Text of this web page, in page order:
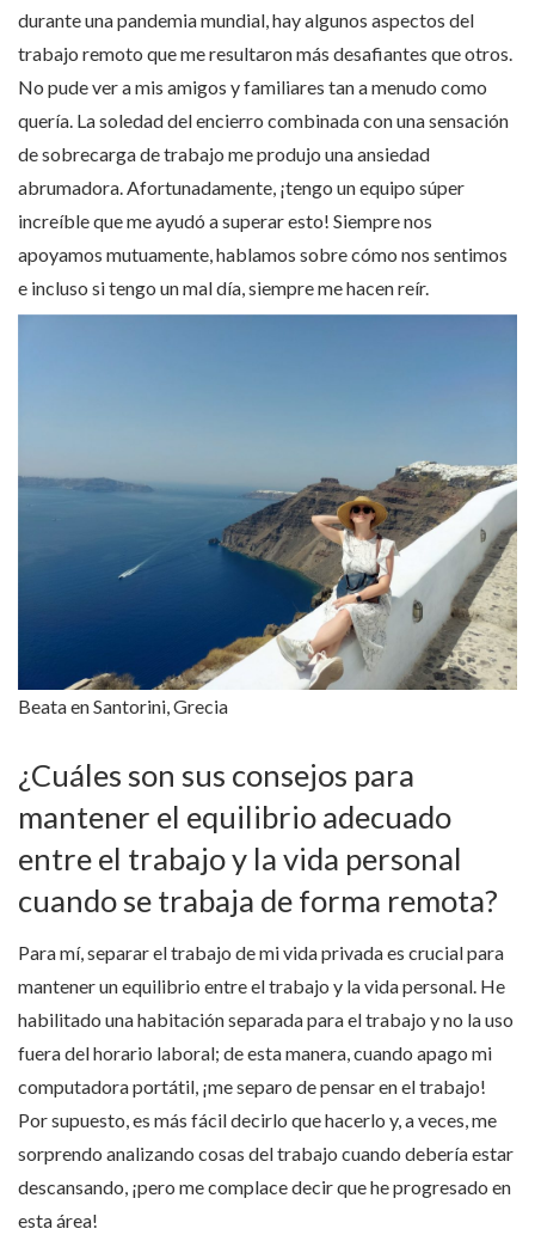
durante una pandemia mundial, hay algunos aspectos del
trabajo remoto que me resultaron más desafiantes que otros.
No pude ver a mis amigos y familiares tan a menudo como
quería. La soledad del encierro combinada con una sensación
de sobrecarga de trabajo me produjo una ansiedad
abrumadora. Afortunadamente, ¡tengo un equipo súper
increíble que me ayudó a superar esto! Siempre nos
apoyamos mutuamente, hablamos sobre cómo nos sentimos
e incluso si tengo un mal día, siempre me hacen reír.
Beata en Santorini, Grecia
¿Cuáles son sus consejos para
mantener el equilibrio adecuado
entre el trabajo y la vida personal
cuando se trabaja de forma remota?
Para mí, separar el trabajo de mi vida privada es crucial para
mantener un equilibrio entre el trabajo y la vida personal. He
habilitado una habitación separada para el trabajo y no la uso
fuera del horario laboral; de esta manera, cuando apago mi
computadora portátil, ¡me separo de pensar en el trabajo!
Por supuesto, es más fácil decirlo que hacerlo y, a veces, me
sorprendo analizando cosas del trabajo cuando debería estar
descansando, ¡pero me complace decir que he progresado en
esta área!